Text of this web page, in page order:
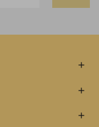


